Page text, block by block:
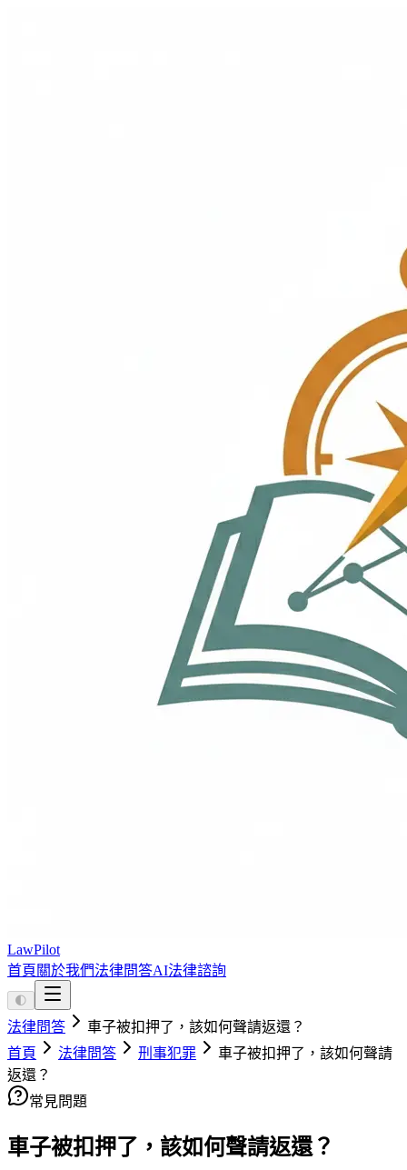
LawPilot
首頁 關於我們法律問答AI法律諮詢
🌓
法律問答
車子被扣押了，該如何聲請返還？
首頁
法律問答 刑事犯罪
車子被扣押了，該如何聲請
返還？
常見問題
車子被扣押了，該如何聲請返還？